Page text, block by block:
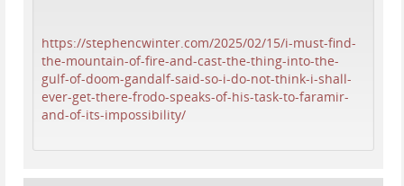
https://stephencwinter.com/2025/02/15/i-must-find-
the-mountain-of-fire-and-cast-the-thing-into-the-
gulf-of-doom-gandalf-said-so-i-do-not-think-i-shall-
ever-get-there-frodo-speaks-of-his-task-to-faramir-
and-of-its-impossibility/